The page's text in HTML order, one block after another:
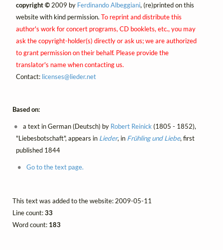
copyright ©2009 by Ferdinando Albeggiani, (re)printed on this
website with kind permission. To reprint and distribute this
author's work for concert programs, CD booklets, etc., you may
ask the copyright-holder(s) directly or ask us; we are authorized
to grant permission on their behalf. Please provide the
translator's name when contacting us.
Contact: licenses@lieder.net
Based on:
a text in German (Deutsch) by Robert Reinick (1805 - 1852),
"Liebesbotschaft", appears in Lieder, in Frühling und Liebe, first
published 1844
Go to the text page.
This text was added to the website: 2009-05-11
Line count:33
Word count: 183